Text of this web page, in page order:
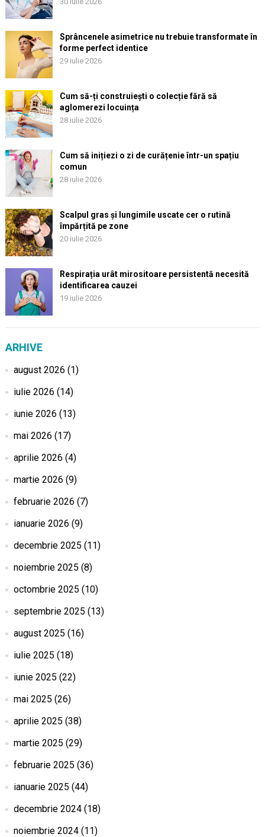
Sprâncenele asimetrice nu trebuie transformate în
forme perfect identice
29 iulie 2026
Cum să-ți construiești o colecție fără să
aglomerezi locuința
28 iulie 2026
Cum să inițiezi o zi de curățenie într-un spațiu
comun
28 iulie 2026
Scalpul gras și lungimile uscate cer o rutină
împărțită pe zone
20 iulie 2026
Respirația urât mirositoare persistentă necesită
identificarea cauzei
19 iulie 2026
ARHIVE
august 2026 (1)
iulie 2026 (14)
iunie 2026 (13)
mai 2026 (17)
aprilie 2026 (4)
martie 2026 (9)
februarie 2026 (7)
ianuarie 2026 (9)
decembrie 2025 (11)
noiembrie 2025 (8)
octombrie 2025 (10)
septembrie 2025 (13)
august 2025 (16)
iulie 2025 (18)
iunie 2025 (22)
mai 2025 (26)
aprilie 2025 (38)
martie 2025 (29)
februarie 2025 (36)
ianuarie 2025 (44)
decembrie 2024(18)
noiembrie 2024(11)